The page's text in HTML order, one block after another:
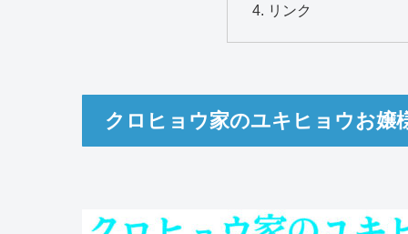
リンク
クロヒョウ家のユキヒョウお嬢